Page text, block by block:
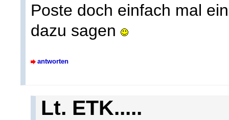
Poste doch einfach mal
dazu sagen
antworten
Lt. ETK.....